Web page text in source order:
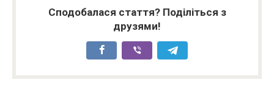
Сподобалася стаття? Поділіться з
друзями!